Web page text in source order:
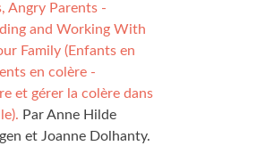
Angry Parents -
and Working With
Family (Enfants en
en colère -
et gérer la colère dans
Par Anne Hilde
et Joanne Dolhanty.